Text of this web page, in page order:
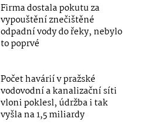
Firma dostala pokutu za
vypouštění znečištěné
odpadní vody do řeky, nebylo
to poprvé
Počet havárií v pražské
vodovodní a kanalizační síti
vloni poklesl, údržba i tak
vyšla na 1,5 miliardy